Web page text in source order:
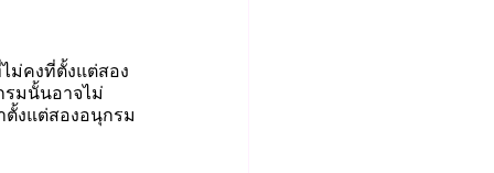
ม่คงที่ตั้งแต่สอง
รมนั้นอาจไม่
ตั้งแต่สองอนุกรม